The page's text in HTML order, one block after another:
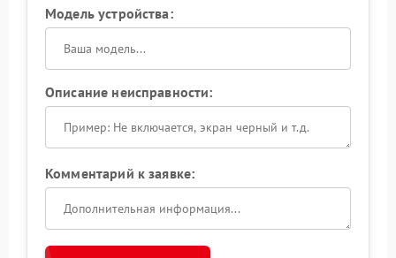
Модель устройства:
Описание неисправности:
Комментарий к заявке: